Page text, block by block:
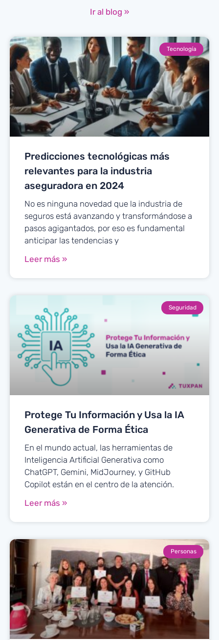
Ir al blog »
Tecnología
Predicciones tecnológicas más
relevantes para la industria
aseguradora en 2024
No es ninguna novedad que la industria de
seguros está avanzando y transformándose a
pasos agigantados, por eso es fundamental
anticipar las tendencias y
Leer más »
Seguridad
Protege Tu Información y Usa la IA
Generativa de Forma Ética
En el mundo actual, las herramientas de
Inteligencia Artificial Generativa como
ChatGPT, Gemini, MidJourney, y GitHub
Copilot están en el centro de la atención.
Leer más »
Personas